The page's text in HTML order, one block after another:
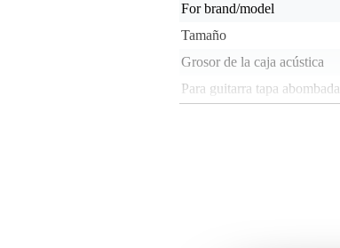
For brand/model
Tamaño
Grosor de la caja acústica
Para guitarra tapa abombada